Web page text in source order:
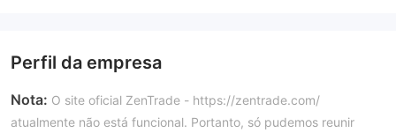
Perfil da empresa
Nota: O site oficial ZenTrade - https://zentrade.com/
atualmente não está funcional. Portanto, só pudemos reunir